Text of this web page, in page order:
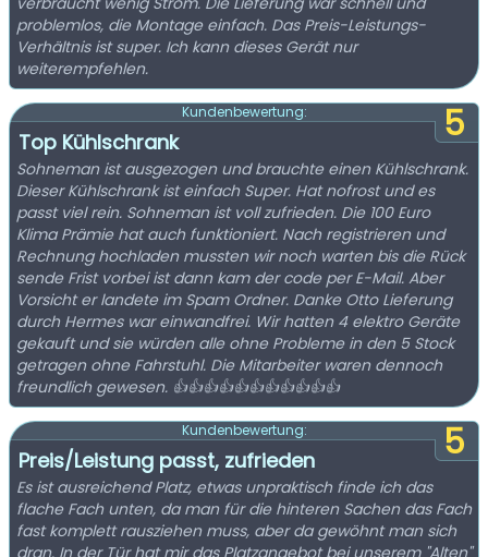
problemlos, die Montage einfach. Das Preis-Leistungs-
Verhältnis ist super. Ich kann dieses Gerät nur
weiterempfehlen.
5
Kundenbewertung:
Top Kühlschrank
Sohneman ist ausgezogen und brauchte einen Kühlschrank.
Dieser Kühlschrank ist einfach Super. Hat nofrost und es
passt viel rein. Sohneman ist voll zufrieden. Die 100 Euro
Klima Prämie hat auch funktioniert. Nach registrieren und
Rechnung hochladen mussten wir noch warten bis die Rück
sende Frist vorbei ist dann kam der code per E-Mail. Aber
Vorsicht er landete im Spam Ordner. Danke Otto Lieferung
durch Hermes war einwandfrei. Wir hatten 4 elektro Geräte
gekauft und sie würden alle ohne Probleme in den 5 Stock
getragen ohne Fahrstuhl. Die Mitarbeiter waren dennoch
freundlich gewesen. 👍👍👍👍👍👍👍👍👍👍👍
5
Kundenbewertung:
Preis/Leistung passt, zufrieden
Es ist ausreichend Platz, etwas unpraktisch finde ich das
flache Fach unten, da man für die hinteren Sachen das Fach
fast komplett rausziehen muss, aber da gewöhnt man sich
dran. In der Tür hat mir das Platzangebot bei unserem "Alten"